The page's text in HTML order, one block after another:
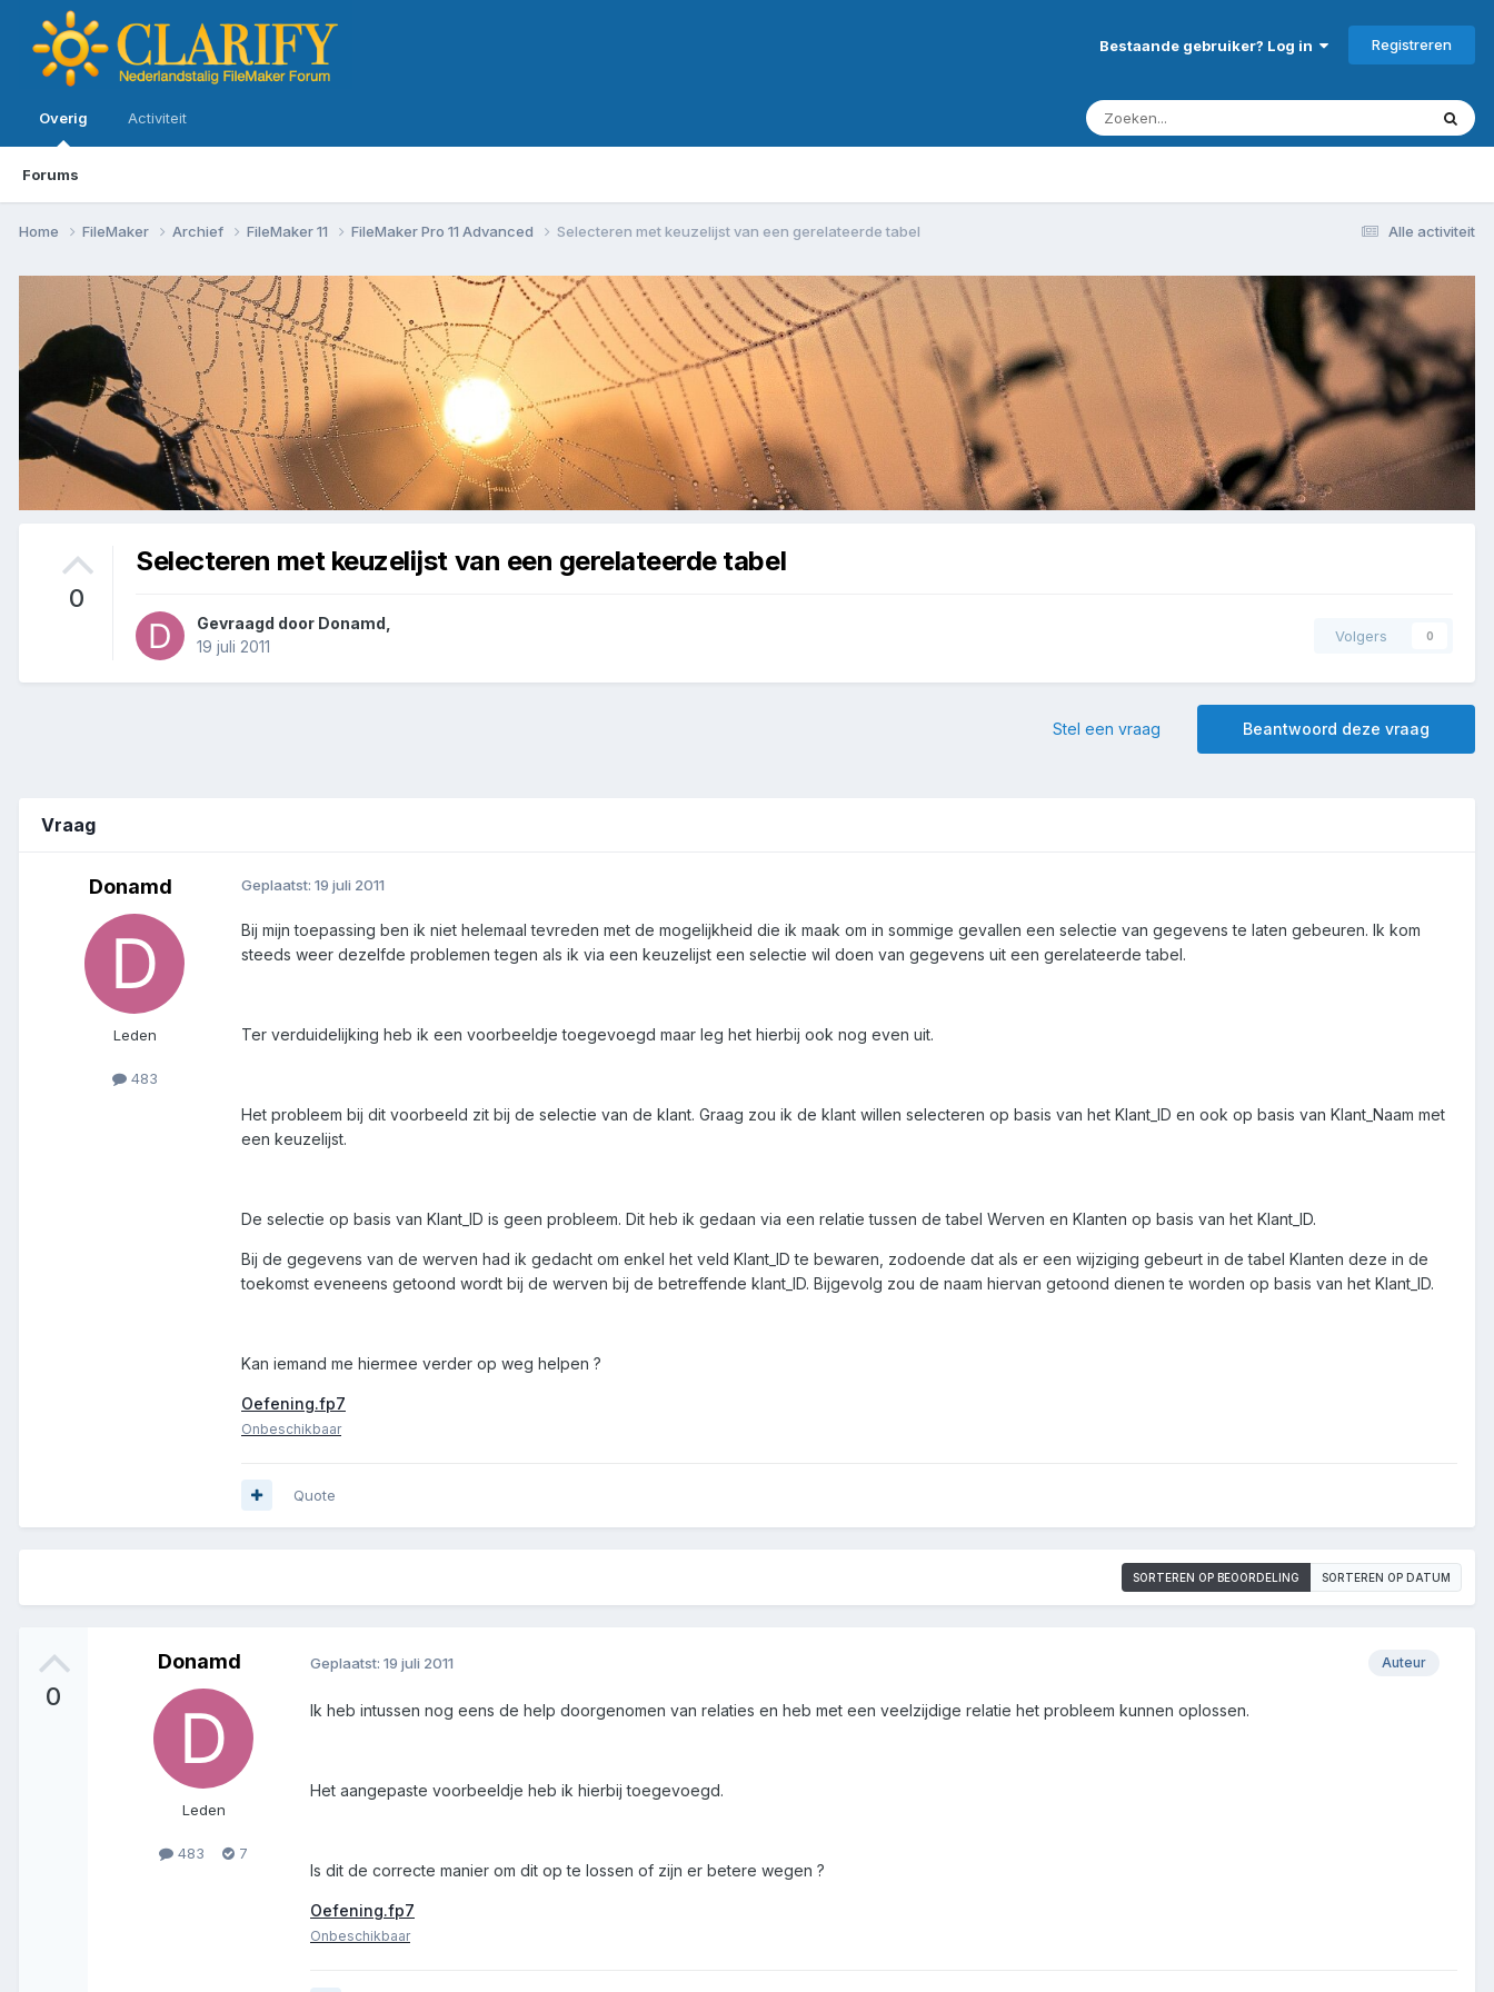
Bestaande gebruiker? Log in Registreren
Overig
Forums
Activiteit
Alle activiteit
Home FileMaker Archief FileMaker 11 FileMaker Pro 11 Advanced Selecteren met keuzelijst van een gerelateerde tabel
0
Selecteren met keuzelijst van een gerelateerde tabel
Gevraagd door Donamd
19 juli 2011
Volgers 0
Beantwoord deze vraag
Stel een vraag
Vraag
Donamd
Leden
483
Geplaatst: 19 juli 2011
Bij mijn toepassing ben ik niet helemaal tevreden met de mogelijkheid die ik maak om in sommige gevallen een selectie van gegevens te laten gebeuren. Ik kom
steeds weer dezelfde problemen tegen als ik via een keuzelijst een selectie wil doen van gegevens uit een gerelateerde tabel.
Ter verduidelijking heb ik een voorbeeldje toegevoegd maar leg het hierbij ook nog even uit.
Het probleem bij dit voorbeeld zit bij de selectie van de klant. Graag zou ik de klant willen selecteren op basis van het Klant_ID en ook op basis van Klant_Naam met
een keuzelijst.
De selectie op basis van Klant_ID is geen probleem. Dit heb ik gedaan via een relatie tussen de tabel Werven en Klanten op basis van het Klant_ID.
Bij de gegevens van de werven had ik gedacht om enkel het veld Klant_ID te bewaren, zodoende dat als er een wijziging gebeurt in de tabel Klanten deze in de
toekomst eveneens getoond wordt bij de werven bij de betreffende klant_ID. Bijgevolg zou de naam hiervan getoond dienen te worden op basis van het Klant_ID.
Kan iemand me hiermee verder op weg helpen ?
Oefening.fp7
Onbeschikbaar
Quote
SORTEREN OP BEOORDELING SORTEREN OP DATUM
0
Donamd
Leden
483 7
Auteur
Geplaatst: 19 juli 2011
Ik heb intussen nog eens de help doorgenomen van relaties en heb met een veelzijdige relatie het probleem kunnen oplossen.
Het aangepaste voorbeeldje heb ik hierbij toegevoegd.
Is dit de correcte manier om dit op te lossen of zijn er betere wegen ?
Oefening.fp7
Onbeschikbaar